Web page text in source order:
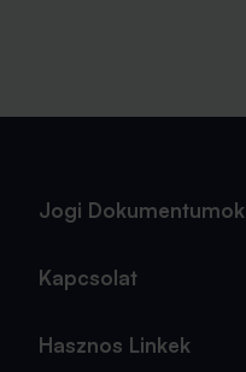
Jogi Dokumentumok
Kapcsolat
Hasznos Linkek